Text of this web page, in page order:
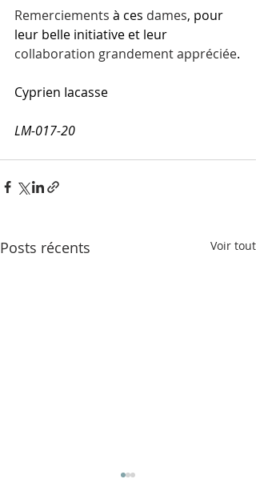
Remerciements à ces dames, pour
leur belle initiative et leur
collaboration grandementappréciée.
Cyprien Iacasse
LM-017-20
Posts récents Voir tout